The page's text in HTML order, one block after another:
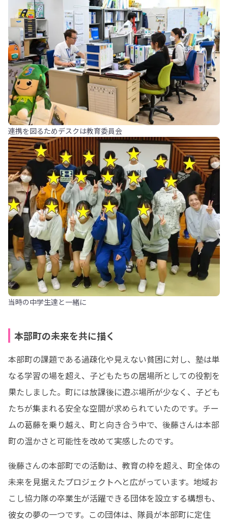
連携を図るためデスクは教育委員会
当時の中学生達と一緒に
本部町の未来を共に描く
本部町の課題である過疎化や見えない貧困に対し、塾は単
なる学習の場を超え、子どもたちの居場所としての役割を
果たしました。町には放課後に遊ぶ場所が少なく、子ども
たちが集まれる安全な空間が求められていたのです。チー
ムの葛藤を乗り越え、町と向き合う中で、後藤さんは本部
町の温かさと可能性を改めて実感したのです。
後藤さんの本部町での活動は、教育の枠を超え、町全体の
未来を見据えたプロジェクトへと広がっています。地域お
こし協力隊の卒業生が活躍できる団体を設立する構想も、
彼女の夢の一つです。この団体は、隊員が本部町に定住